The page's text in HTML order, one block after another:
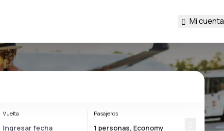
Mi cuenta
Vuelta Pasajeros